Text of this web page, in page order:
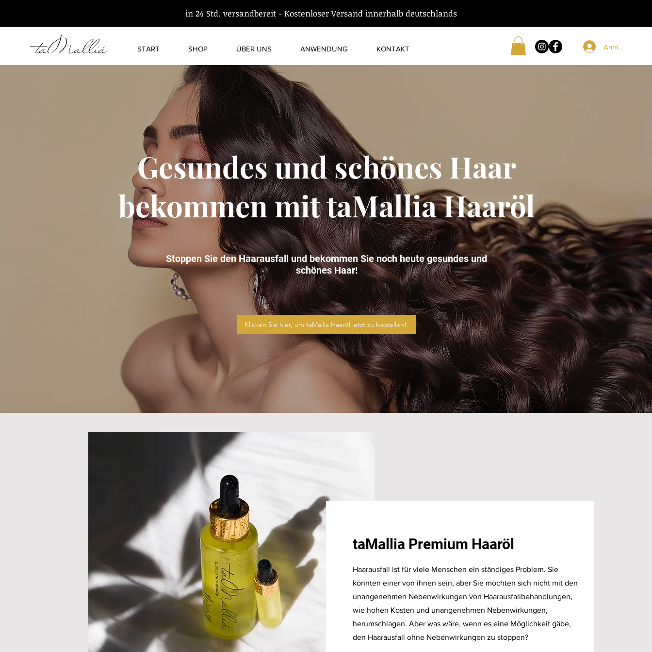
in 24 Std. versandbereit - Kostenloser Versand innerhalb deutschlands
START SHOP ÜBER UNS ANWENDUNG KONTAKT Anmelden
Gesundes und schönes Haar
bekommen mit taMallia Haaröl
Stoppen Sie den Haarausfall und bekommen Sie noch heute gesundes und
schönes Haar!
Klicken Sie hier, um taMallia Haaröl jetzt zu bestellen!
taMallia Premium Haaröl
Haarausfall ist für viele Menschen ein ständiges Problem. Sie
könnten einer von ihnen sein, aber Sie möchten sich nicht mit den
unangenehmen Nebenwirkungen von Haarausfallbehandlungen,
wie hohen Kosten und unangenehmen Nebenwirkungen,
herumschlagen. Aber was wäre, wenn es eine Möglichkeit gäbe,
den Haarausfall ohne Nebenwirkungen zu stoppen?